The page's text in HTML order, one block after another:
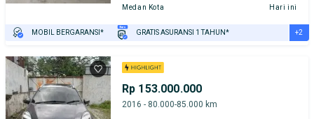
Medan Kota Hari ini
MOBIL BERGARANSI* GRATIS ASURANSI 1 TAHUN* +2
Rp 153.000.000
2016 - 80.000-85.000 km